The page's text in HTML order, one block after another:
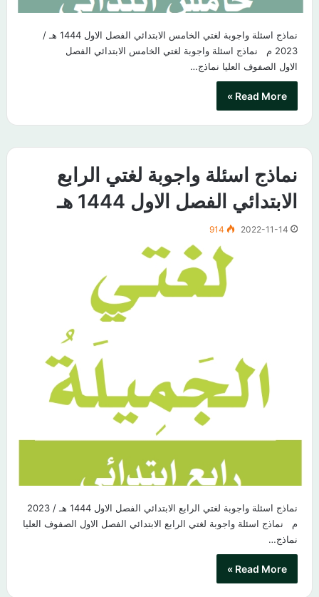
نماذج اسئلة واجوبة لغتي الخامس الابتدائي الفصل الاول 1444 هـ /
2023 م نماذج اسئلة واجوبة لغتي الخامس الابتدائي الفصل
الاول الصفوف العليا نماذج…
Read More »
نماذج اسئلة واجوبة لغتي الرابع
الابتدائي الفصل الاول 1444 هـ
2022-11-14
914
نماذج اسئلة واجوبة لغتي الرابع الابتدائي الفصل الاول 1444 هـ / 2023
م نماذج اسئلة واجوبة لغتي الرابع الابتدائي الفصل الاول الصفوف العليا
نماذج…
Read More »